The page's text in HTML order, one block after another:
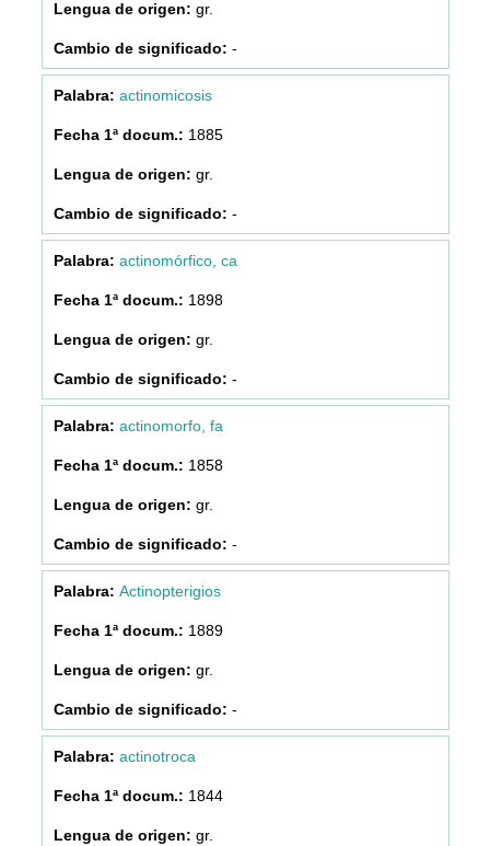
gr.
-
actinomicosis
1885
gr.
-
actinomórfico, ca
1898
gr.
-
actinomorfo, fa
1858
gr.
-
Actinopterigios
1889
gr.
-
actinotroca
1844
gr.